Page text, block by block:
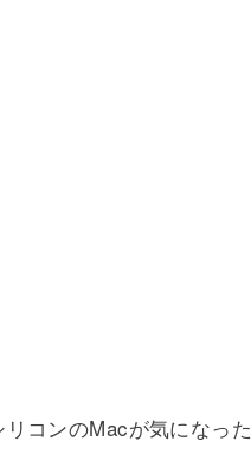
コンのMacが気になった